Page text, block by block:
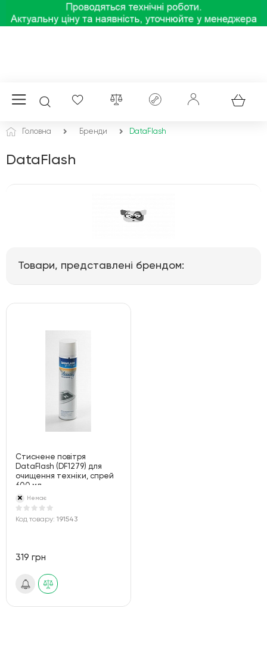
Головна Бренди DataFlash
DataFlash
Товари, представлені брендом:
Стиснене повітря
DataFlash (DF1279) для
очищення техніки, спрей
600 мл
Немає
Код товару: 191543
319 грн